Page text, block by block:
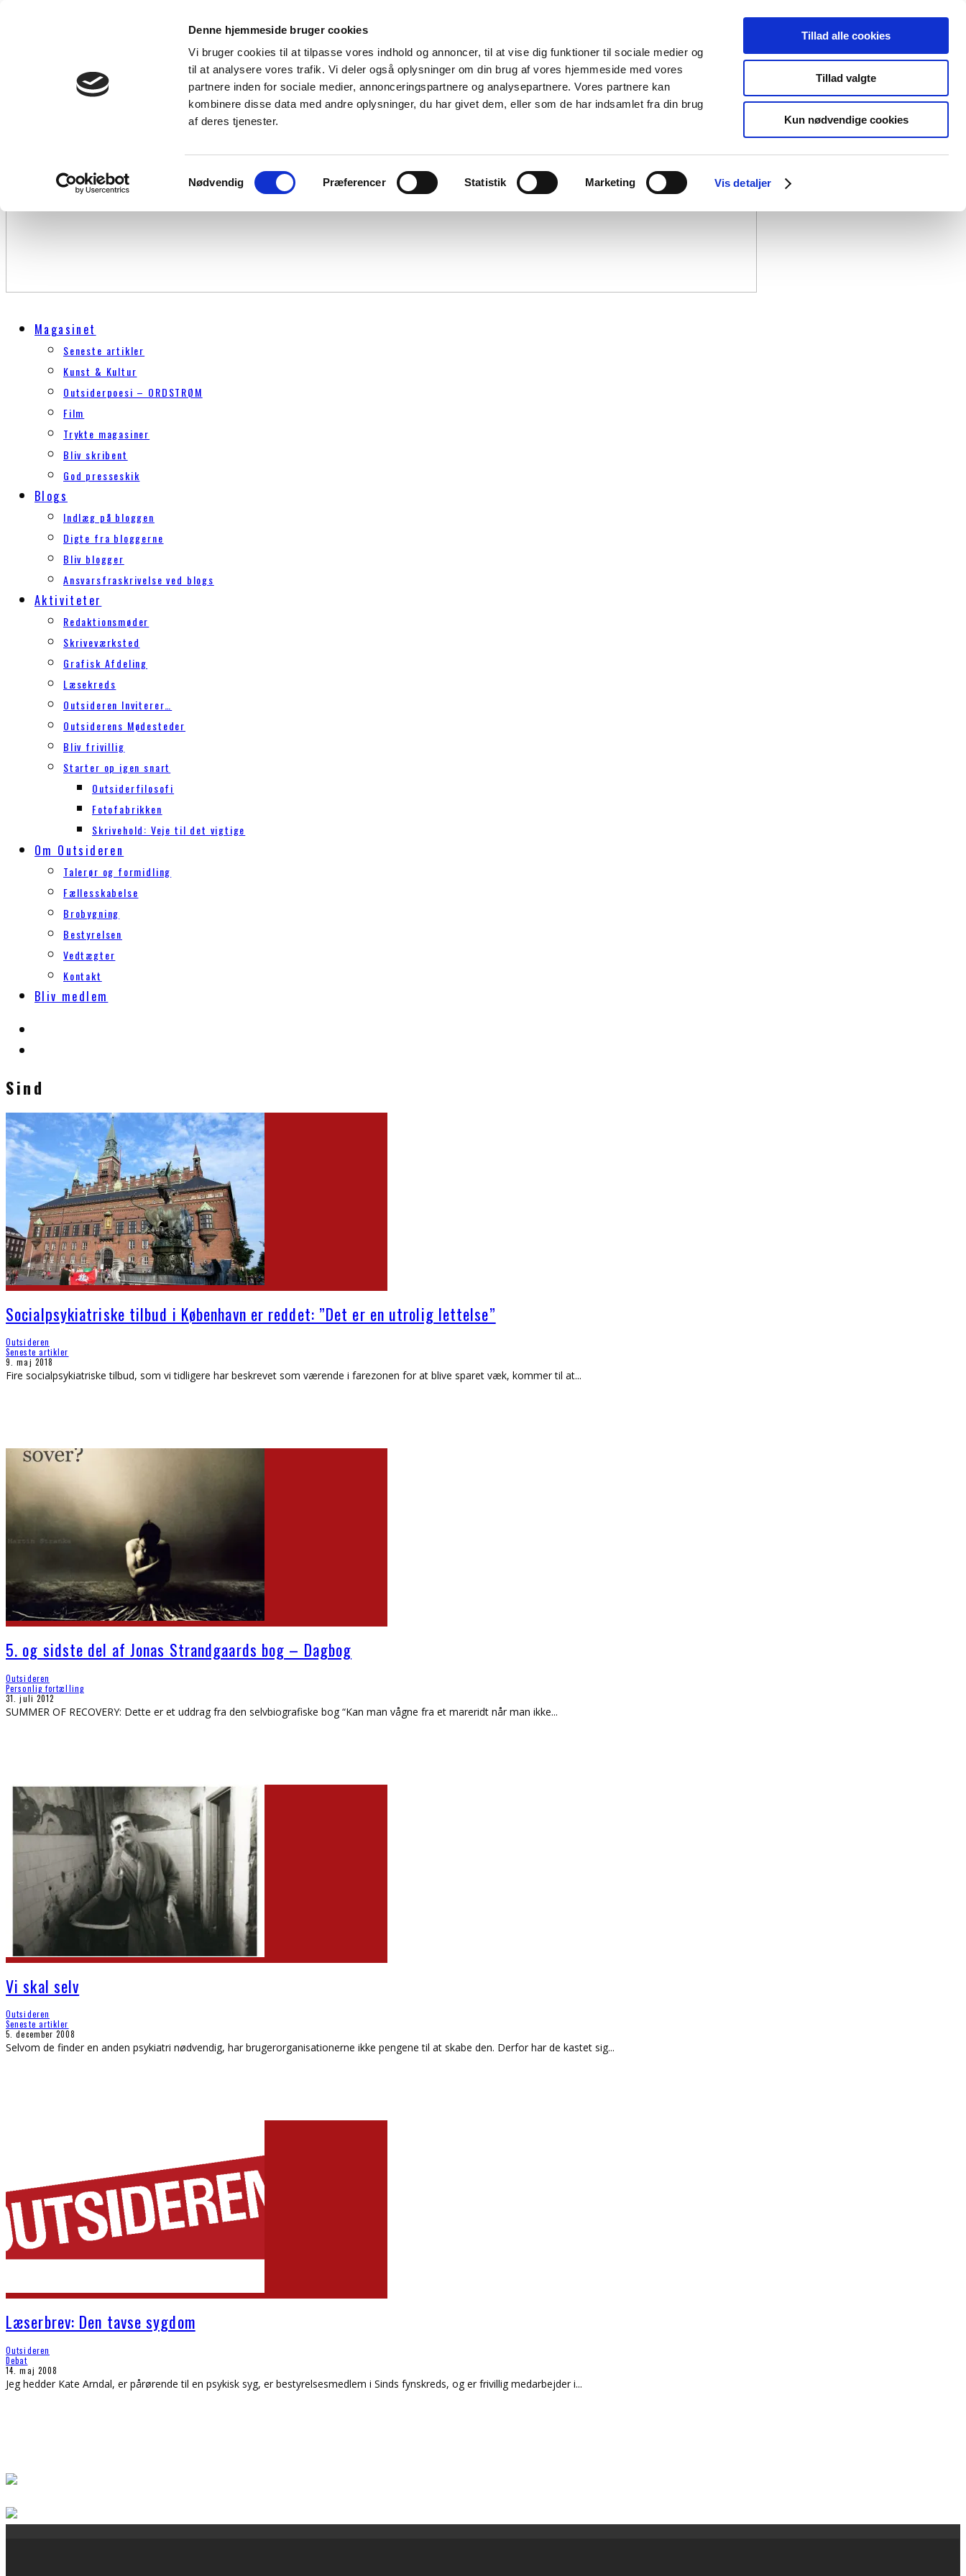
Denne hjemmeside bruger cookies
Vi bruger cookies til at tilpasse vores indhold og annoncer, til at vise dig funktioner til sociale medier og
til at analysere vores trafik. Vi deler også oplysninger om din brug af vores hjemmeside med vores
partnere inden for sociale medier, annonceringspartnere og analysepartnere. Vores partnere kan
kombinere disse data med andre oplysninger, du har givet dem, eller som de har indsamlet fra din brug
af deres tjenester.
Samtykkevalg
Nødvendig Præferencer Statistik Marketing Vis detaljer
Tillad alle cookies
Tillad valgte
Kun nødvendige cookies
Magasinet
Seneste artikler
Kunst & Kultur
Outsiderpoesi – ORDSTRØM
Film
Trykte magasiner
Bliv skribent
God presseskik
Blogs
Indlæg på bloggen
Digte fra bloggerne
Bliv blogger
Ansvarsfraskrivelse ved blogs
Aktiviteter
Redaktionsmøder
Skriveværksted
Grafisk Afdeling
Læsekreds
Outsideren Inviterer…
Outsiderens Mødesteder
Bliv frivillig
Starter op igen snart
Outsiderfilosofi
Fotofabrikken
Skrivehold: Veje til det vigtige
Om Outsideren
Talerør og formidling
Fællesskabelse
Brobygning
Bestyrelsen
Vedtægter
Kontakt
Bliv medlem
Sind
Socialpsykiatriske tilbud i København er reddet: ”Det er en utrolig lettelse”
Outsideren
Seneste artikler
9. maj 2018
Fire socialpsykiatriske tilbud, som vi tidligere har beskrevet som værende i farezonen for at blive sparet væk, kommer til at...
5. og sidste del af Jonas Strandgaards bog – Dagbog
Outsideren
Personlig fortælling
31. juli 2012
SUMMER OF RECOVERY: Dette er et uddrag fra den selvbiografiske bog “Kan man vågne fra et mareridt når man ikke...
Vi skal selv
Outsideren
Seneste artikler
5. december 2008
Selvom de finder en anden psykiatri nødvendig, har brugerorganisationerne ikke pengene til at skabe den. Derfor har de kastet sig...
Læserbrev: Den tavse sygdom
Outsideren
Debat
14. maj 2008
Jeg hedder Kate Arndal, er pårørende til en psykisk syg, er bestyrelsesmedlem i Sinds fynskreds, og er frivillig medarbejder i...